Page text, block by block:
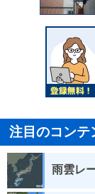
注目のコンテ
雨雲レ